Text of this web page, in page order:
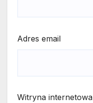
Adres email
Witryna internetowa